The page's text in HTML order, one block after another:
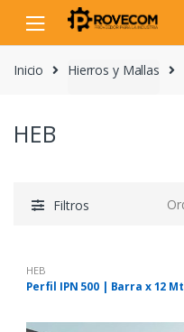
navigation
content
Inicio Hierros y Mallas
HEB
Filtros
HEB
Perfil IPN 500 | Barra x 12 Mt